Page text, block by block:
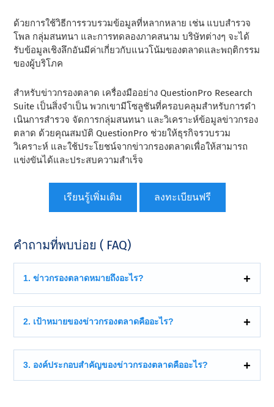
ด้วยการใช้วิธีการรวบรวมข้อมูลที่หลากหลาย เช่น แบบสํารวจ
โพล กลุ่มสนทนา และการทดลองภาคสนาม บริษัทต่างๆ จะได้
รับข้อมูลเชิงลึกอันมีค่าเกี่ยวกับแนวโน้มของตลาดและพฤติกรรม
ของผู้บริโภค
สําหรับข่าวกรองตลาด เครื่องมืออย่าง QuestionPro Research
Suite เป็นสิ่งจําเป็น พวกเขามีโซลูชันที่ครอบคลุมสําหรับการดํา
เนินการสํารวจ จัดการกลุ่มสนทนา และวิเคราะห์ข้อมูลข่าวกรอง
ตลาด ด้วยคุณสมบัติ QuestionPro ช่วยให้ธุรกิจรวบรวม
วิเคราะห์ และใช้ประโยชน์จากข่าวกรองตลาดเพื่อให้สามารถ
แข่งขันได้และประสบความสําเร็จ
เรียนรู้เพิ่มเติม ลงทะเบียนฟรี
คําถามที่พบบ่อย ( FAQ)
1. ข่าวกรองตลาดหมายถึงอะไร?
2. เป้าหมายของข่าวกรองตลาดคืออะไร?
3. องค์ประกอบสําคัญของข่าวกรองตลาดคืออะไร?